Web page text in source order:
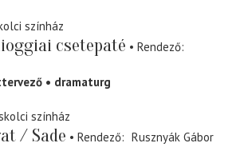
színház
csetepaté
Rendező
dramaturg
színház
/ Sade Rendező
Rusznyák Gábor